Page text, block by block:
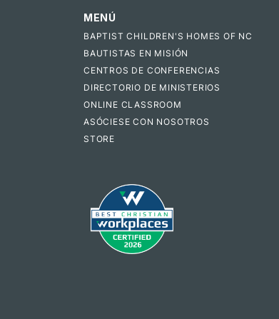
MENÚ
BAPTIST CHILDREN'S HOMES OF NC
BAUTISTAS EN MISIÓN
CENTROS DE CONFERENCIAS
DIRECTORIO DE MINISTERIOS
ONLINE CLASSROOM
ASÓCIESE CON NOSOTROS
STORE